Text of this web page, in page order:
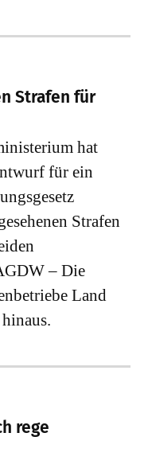
Strafen für
hat
für ein
Strafen
– Die
Land
rege